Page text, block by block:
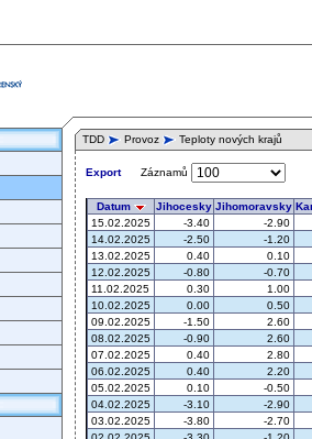
TDD Provoz Teploty nových krajů
Export Záznamů